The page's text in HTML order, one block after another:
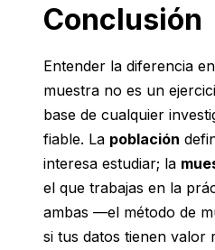
Conclusión
Entender la diferencia
muestra no es un
base de cualquier
fiable. La población
interesa estudiar; la
el que trabajas en la
ambas —el método de
si tus datos tienen valor